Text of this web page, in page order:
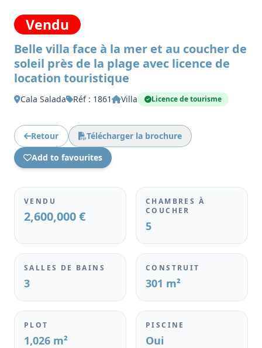
Vendu
Belle villa face à la mer et au coucher de
soleil près de la plage avec licence de
location touristique
Cala Salada Réf : 1861 Villa Licence de tourisme
Retour
Télécharger la brochure
Add to favourites
VENDU
2,600,000 €
CHAMBRES À
COUCHER
5
SALLES DE BAINS
3
CONSTRUIT
301 m²
PLOT
1,026 m²
PISCINE
Oui